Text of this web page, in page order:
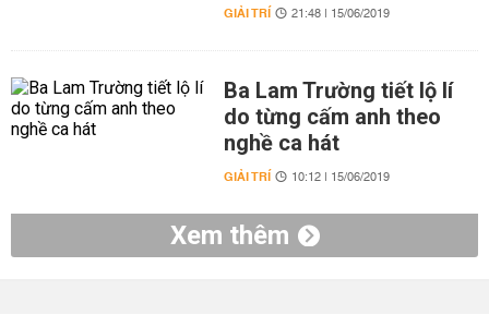
GIẢI TRÍ 21:48 | 15/06/2019
Ba Lam Trường tiết lộ lí
do từng cấm anh theo
nghề ca hát
GIẢI TRÍ 10:12 | 15/06/2019
Xem thêm